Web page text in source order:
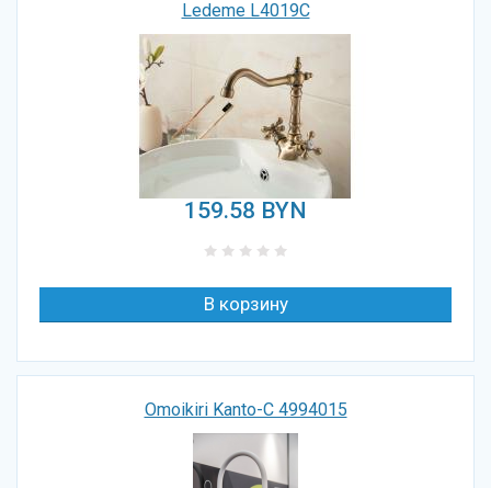
Ledeme L4019C
159.58 BYN
Omoikiri Kanto-C 4994015